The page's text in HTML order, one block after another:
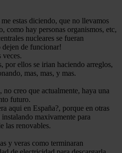
estas diciendo, que no llevamos
como hay personas organismos, etc,
nucleares se fueran
dejen de funcionar!
veces.
por ellos se irian haciendo arreglos,
mas, mas, y mas.
no creo que actualmente, haya una
futuro.
aqui en España?, porque en otras
instalando maxivamente para
las renovables.
y veras como terminaran